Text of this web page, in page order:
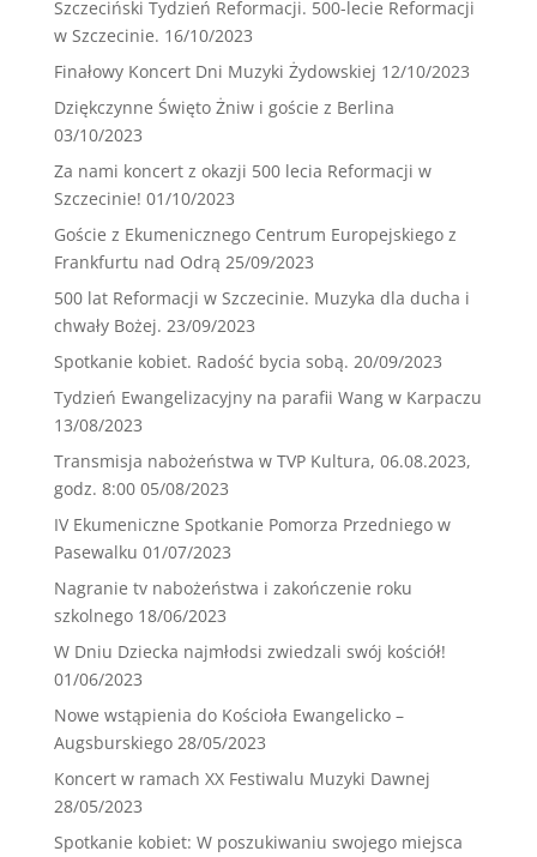
Szczeciński Tydzień Reformacji. 500-lecie Reformacji
w Szczecinie. 16/10/2023
Finałowy Koncert Dni Muzyki Żydowskiej 12/10/2023
Dziękczynne Święto Żniw i goście z Berlina
03/10/2023
Za nami koncert z okazji 500 lecia Reformacji w
Szczecinie! 01/10/2023
Goście z Ekumenicznego Centrum Europejskiego z
Frankfurtu nad Odrą 25/09/2023
500 lat Reformacji w Szczecinie. Muzyka dla ducha i
chwały Bożej. 23/09/2023
Spotkanie kobiet. Radość bycia sobą. 20/09/2023
Tydzień Ewangelizacyjny na parafii Wang w Karpaczu
13/08/2023
Transmisja nabożeństwa w TVP Kultura, 06.08.2023,
godz. 8:00 05/08/2023
IV Ekumeniczne Spotkanie Pomorza Przedniego w
Pasewalku 01/07/2023
Nagranie tv nabożeństwa i zakończenie roku
szkolnego 18/06/2023
W Dniu Dziecka najmłodsi zwiedzali swój kościół!
01/06/2023
Nowe wstąpienia do Kościoła Ewangelicko –
Augsburskiego 28/05/2023
Koncert w ramach XX Festiwalu Muzyki Dawnej
28/05/2023
Spotkanie kobiet: W poszukiwaniu swojego miejsca